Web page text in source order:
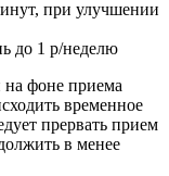
при улучшении
до 1 р/неделю
на фоне приема
временное
прервать прием
в менее